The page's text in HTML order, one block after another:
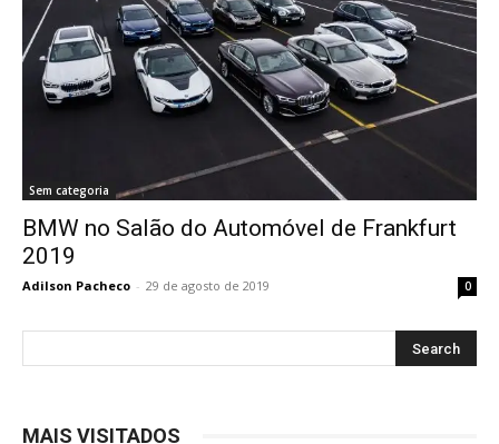
Sem categoria
BMW no Salão do Automóvel de Frankfurt
2019
Adilson Pacheco - 29 de agosto de 2019 0
MAIS VISITADOS